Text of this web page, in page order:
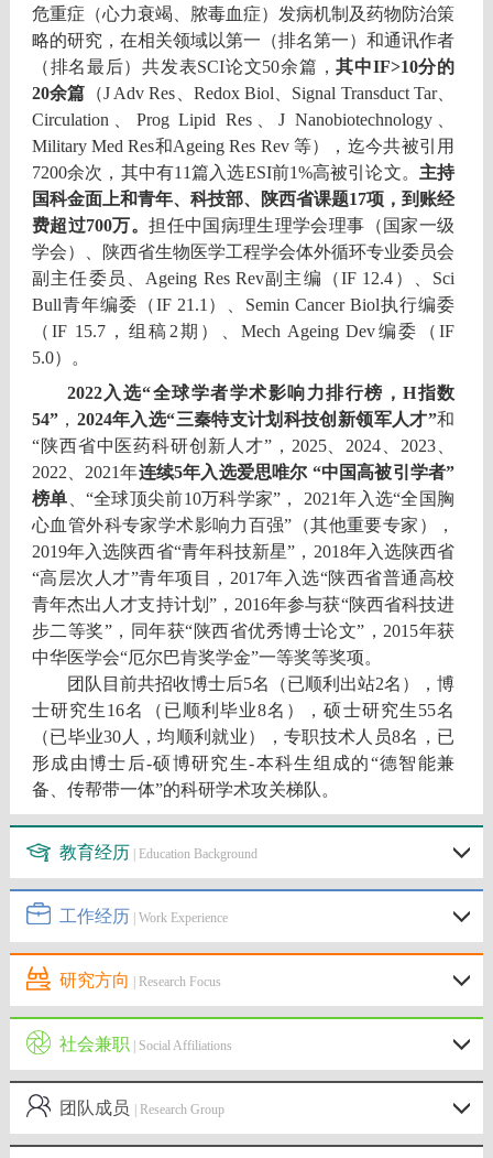
危重症（心力衰竭、脓毒血症）发病机制及药物防治策
略的研究，在相关领域以第一（排名第一）和通讯作者
（排名最后）共发表SCI论文50余篇，其中IF>10分的
20余篇 （J Adv Res Redox Biol、 Signal Transduct Tar、
Circulation
Prog Lipid Res、J Nanobiotechnology、
Military Med Res和Ageing Res Rev 等），迄今共被引用
7200余次，其中有11篇入选ESI前1%高被引论文。 主持
国科金面上和青年、科技部、陕西省课题17项，到账经
费超过700万。担任中国病理生理学会理事（国家一级
学会）、陕西省生物医学工程学会体外循环专业委员会
副主任委员、Ageing Res Rev副主编（IF 12.4）、Sci
Bull青年编委 （IF 21.1）
Semin Cancer Biol执行编委
（IF 15.7，组稿2期）、Mech Ageing Dev编委（IF
5.0）。
2022入选“全球学者学术影响力排行榜，H指数
54”， 2024年入选“三秦特支计划科技创新领军人才”和
“陕西省中医药科研创新人才”， 2025、2024、2023
2022
2021年连续5年入选爱思唯尔 “中国高被引学者”
榜单
“全球顶尖前10万科学家” ， 2021年入选“全国胸
心血管外科专家学术影响力百强” （其他重要专家），
2019年入选陕西省“青年科技新星” ， 2018年入选陕西省
“高层次人才”青年项目， 2017年入选“陕西省普通高校
青年杰出人才支持计划 ”， 2016年参与获“陕西省科技进
步二等奖”，同年获“陕西省优秀博士论文” ， 2015年获
中华医学会“厄尔巴肯奖学金”一等奖等奖项。
团队目前共招收博士后5名（已顺利出站2名），博
士研究生16名（已顺利毕业8名），硕士研究生55名
（已毕业30人，均顺利就业），专职技术人员8名，已
形成由博士后-硕博研究生-本科生组成的“德智能兼
备、传帮带一体”的科研学术攻关梯队。
教育经历 | Education Background
工作经历 | Work Experience
研究方向 | Research Focus
社会兼职| Social Affiliations
团队成员 | Research Group